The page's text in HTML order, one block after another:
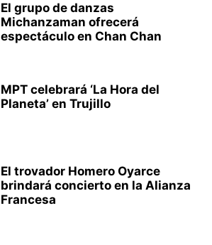
El grupo de danzas
Michanzaman ofrecerá
espectáculo en Chan Chan
MPT celebrará ‘La Hora del
Planeta’ en Trujillo
El trovador Homero Oyarce
brindará concierto en la Alianza
Francesa